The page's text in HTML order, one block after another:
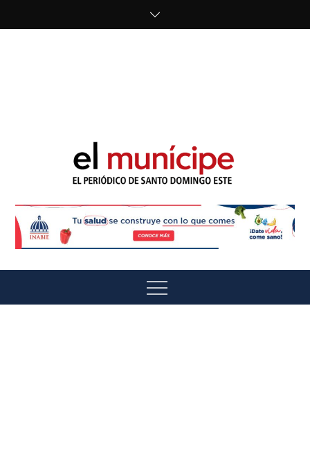
El Munícipe
Menu